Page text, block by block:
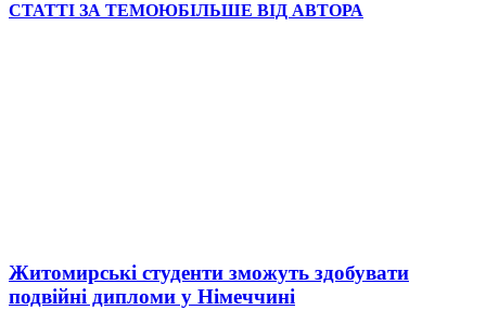
СТАТТІ ЗА ТЕМОЮБІЛЬШЕ ВІД АВТОРА
Житомирські студенти зможуть здобувати
подвійні дипломи у Німеччині